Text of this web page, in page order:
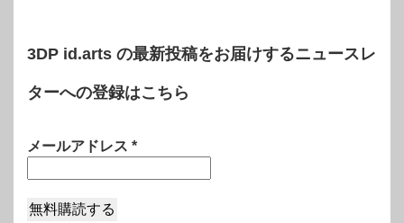
3DP id.arts の最新投稿をお届けするニュースレ
ターへの登録はこちら
メールアドレス *